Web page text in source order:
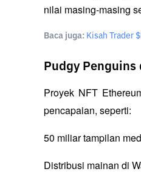
nilai masing-masing
Baca juga: Kisah Trader
Pudgy Penguins
Proyek NFT
pencapaian, seperti:
50 miliar tampilan
Distribusi mainan di